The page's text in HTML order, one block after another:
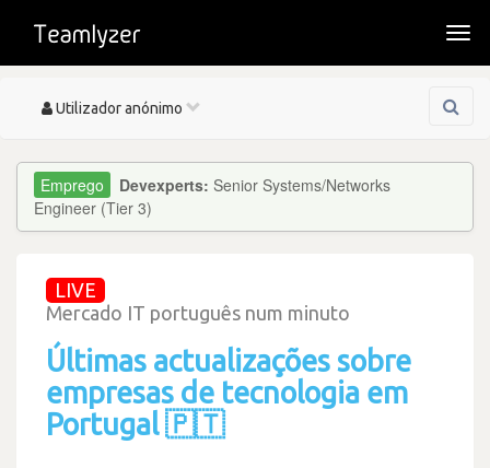
Toggle
Utilizador anónimo
Devexperts: Senior Systems/Networks
Engineer (Tier 3)
LIVE
Mercado IT português num minuto
Últimas actualizações sobre
empresas de tecnologia em
Portugal 🇵🇹